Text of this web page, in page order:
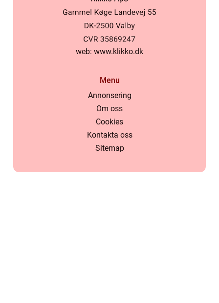
web: www.klikko.dk
Menu
Annonsering
Om oss
Cookies
Kontakta oss
Sitemap